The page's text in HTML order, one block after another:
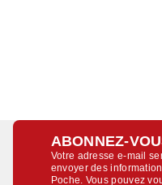
ABONNEZ-
Votre adresse e-mail
envoyer des
Poche. Vous pouvez